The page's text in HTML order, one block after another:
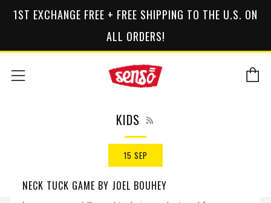
1ST EXCHANGE FREE + FREE SHIPPING TO THE U.S. ON
ALL ORDERS!
Menu
KIDS
15 SEP
NECK TUCK GAME BY JOEL BOUHEY